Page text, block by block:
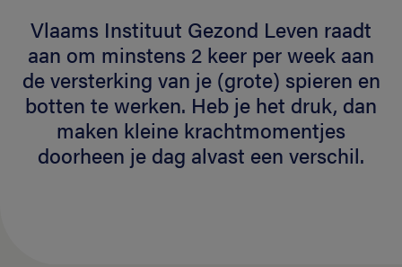
Vlaams Instituut Gezond Leven raadt
aan om minstens 2 keer per week aan
de versterking van je (grote) spieren en
botten te werken. Heb je het druk, dan
maken kleine krachtmomentjes
doorheen je dag alvast een verschil.